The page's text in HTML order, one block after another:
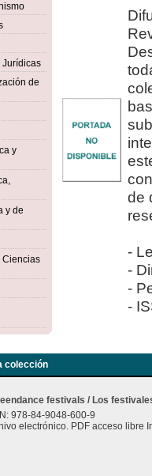
Jurídicas
de
y
y de
Ciencias
de
-
-
-
-
colección
festivals / Los
978-84-9048-600-9
electrónico. PDF acceso libre